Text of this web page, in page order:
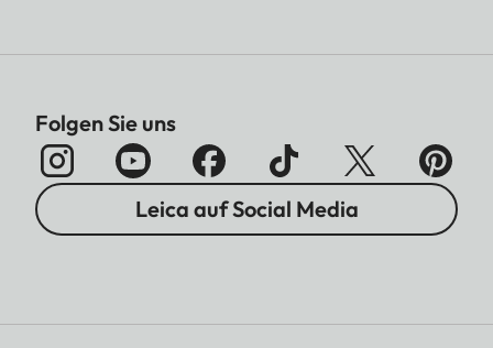
Folgen Sie uns
Leica auf Social Media